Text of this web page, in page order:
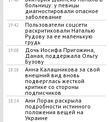
больницу: у певицы
диагностировали опасное
заболевание
19:42
Пользователи соцсети
раскритиковали Наталью
Рудову за ее маленькую
грудь
19:08
Дочь Иосифа Пригожина,
Даная, поддержала Ольгу
Бузову
18:18
Анна Калашникова за свой
внешний вид вновь
подверглась жесткой
критике со стороны
подписчиков
18:14
Ани Лорак раскрыла
подробности истинного
положения вещей на
Украине